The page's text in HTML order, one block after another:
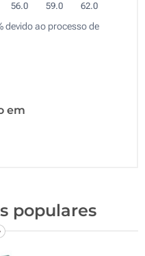
56.0 59.0 62.0
devido ao processo de
em
populares